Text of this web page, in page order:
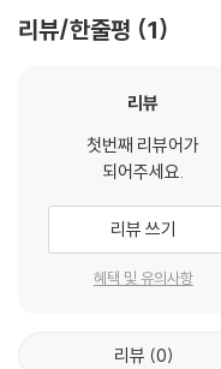
리뷰/한줄평 1
리뷰
첫번째 리뷰어가
되어주세요.
리뷰 쓰기
혜택 및 유의사항
리뷰 0